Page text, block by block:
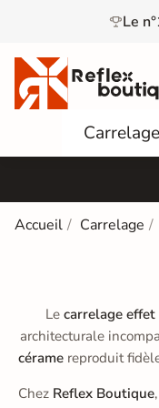
Le
Carrelage
Carrelage
Extérieur
Dalle
Carrelage
Salle de
Bain
Finition
Douche
WC
Carrelage
Bain
Contrecollé
Stratifié
Bois
clair
TYPE
Dalles
PVC
Accueil Carrelage
Le carrelage
architecturale
céramereproduit
Chez Reflex Boutique